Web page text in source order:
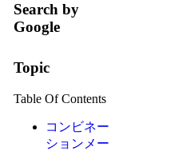
Search by
Google
Topic
Table Of Contents
コンビネー
ションメー